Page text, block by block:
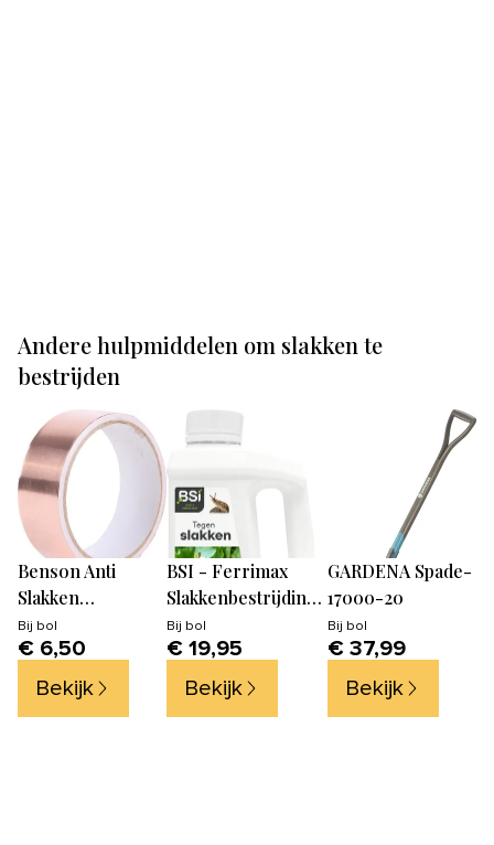
Andere hulpmiddelen om slakken te
bestrijden
Benson Anti
Slakken
Kopertape
Bij bol
€ 6,50
Bekijk
BSI - Ferrimax
Slakkenbestrijding
Ecologische
slakkenkorrel
Bij bol
€ 19,95
Bekijk
GARDENA Spade-
17000-20
Bij bol
€ 37,99
Bekijk